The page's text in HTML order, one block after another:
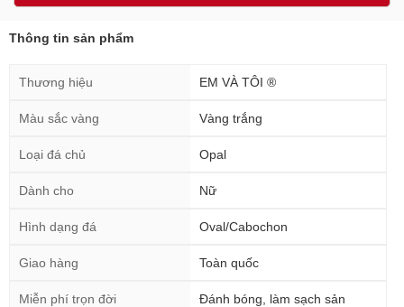
Thông tin sản phẩm
Thương hiệu EM VÀ TÔI ®
Màu sắc vàng Vàng trắng
Loại đá chủ Opal
Dành cho Nữ
Hình dạng đá Oval/Cabochon
Giao hàng Toàn quốc
Miễn phí trọn đời
Đánh bóng, làm sạch sản